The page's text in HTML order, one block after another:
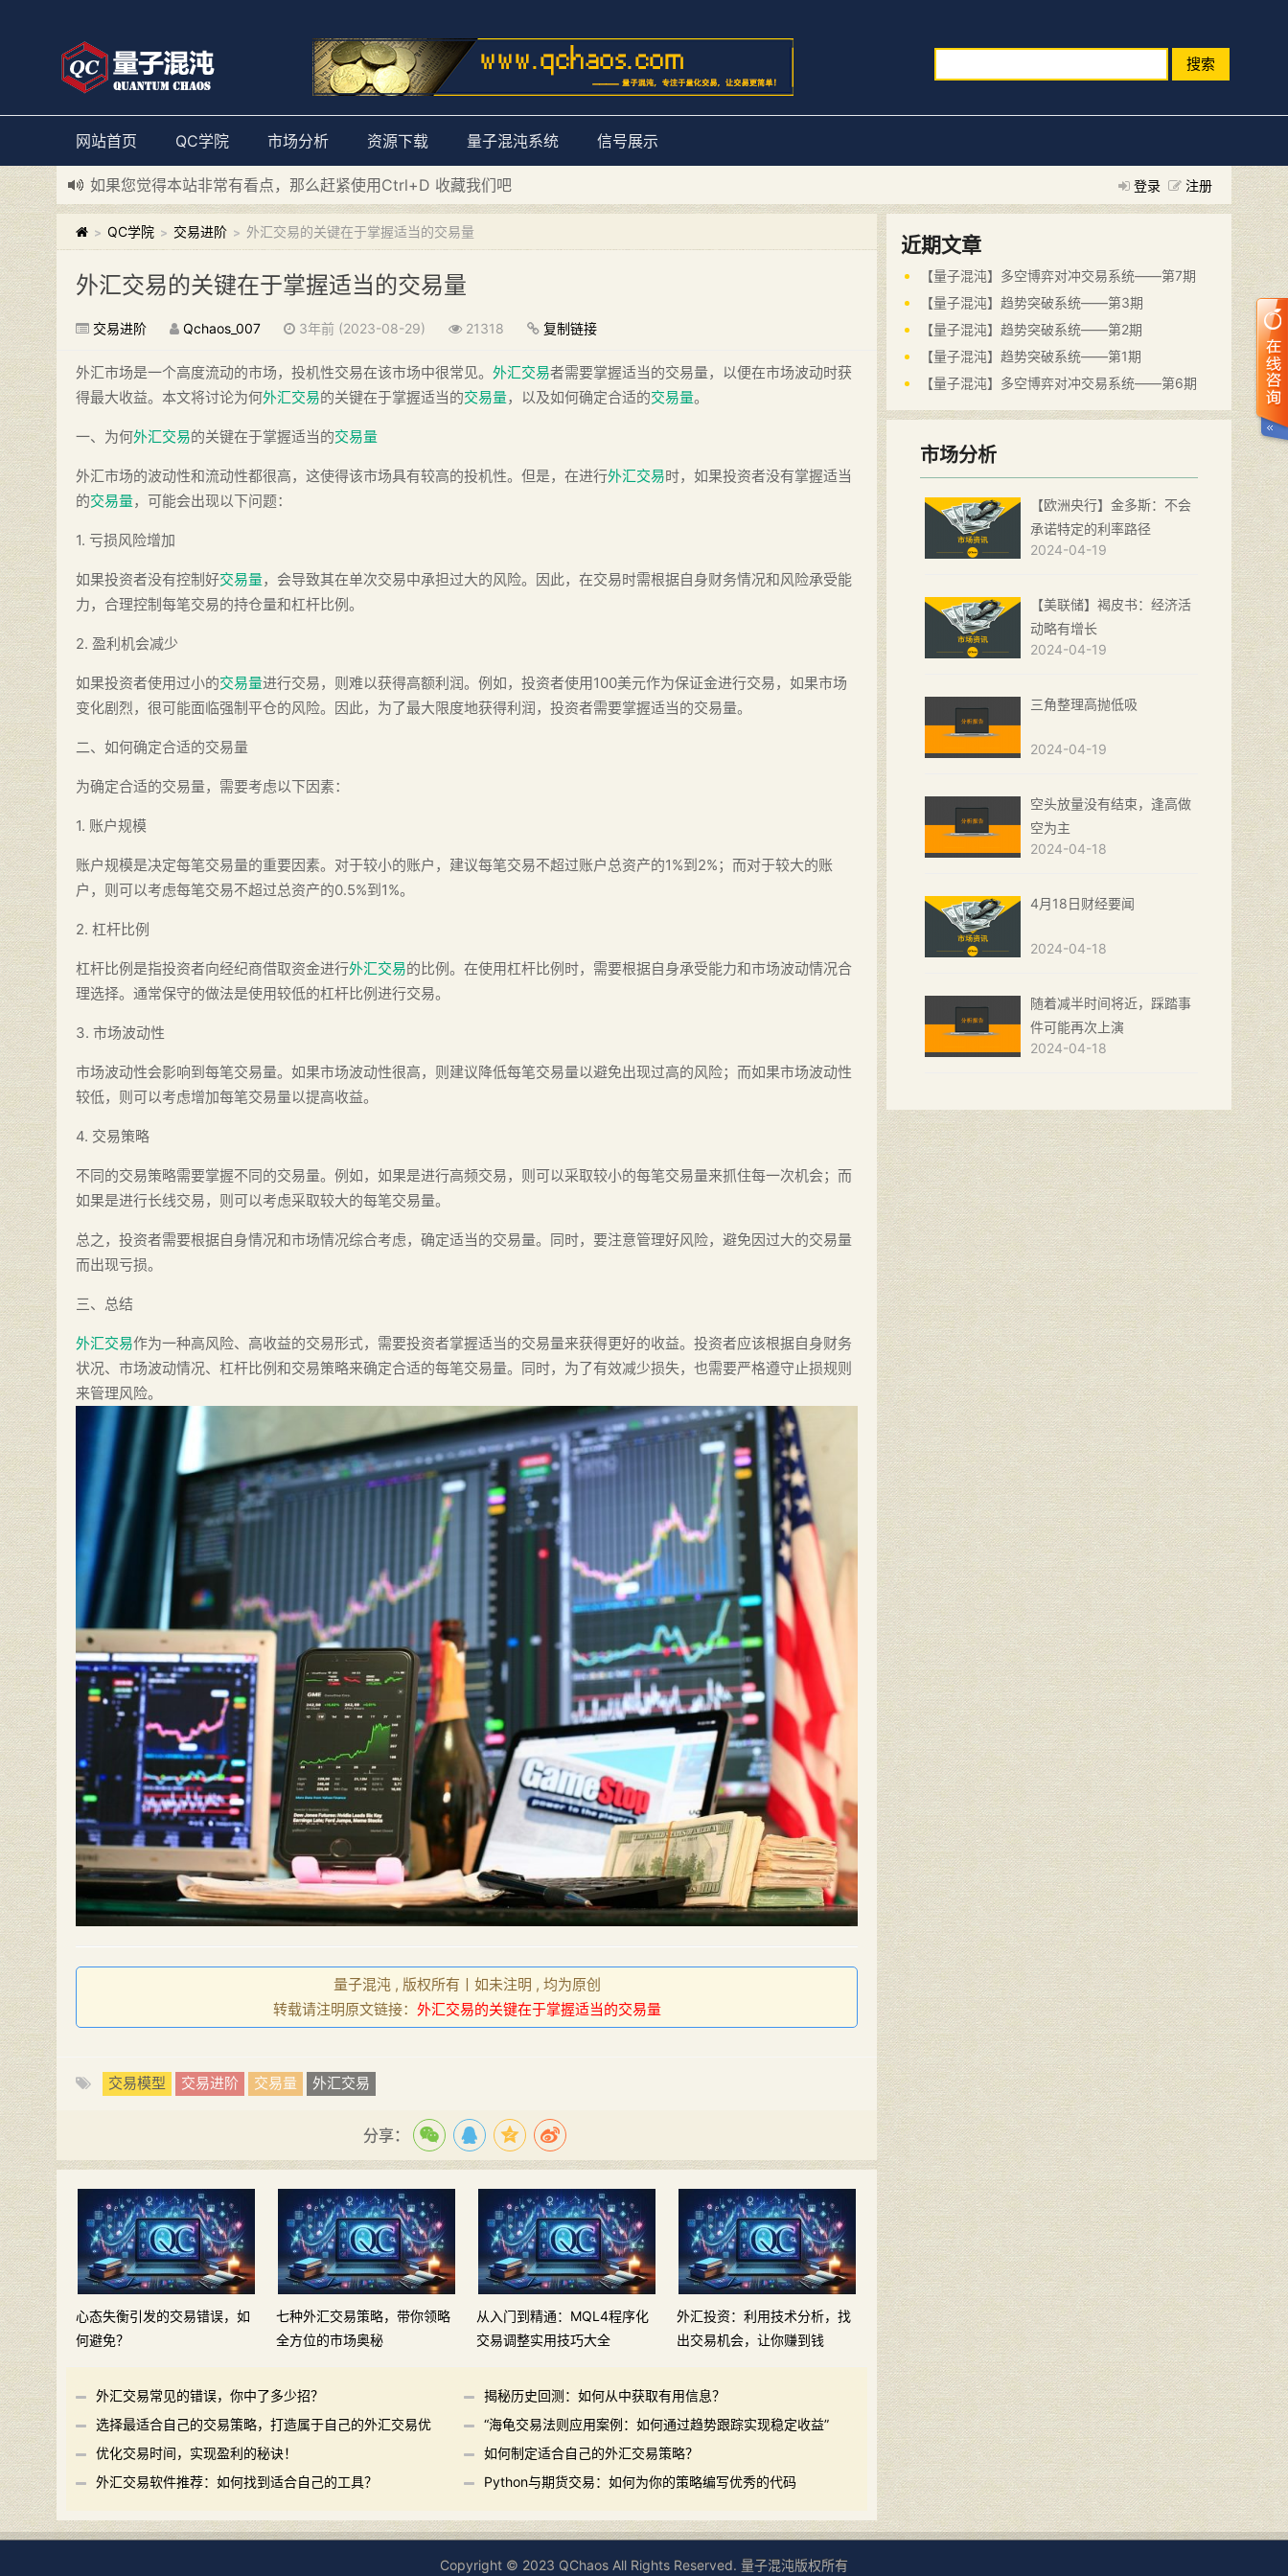
搜索
网站首页 QC学院 市场分析 资源下载 量子混沌系统 信号展示
登录 注册
如果您觉得本站非常有看点，那么赶紧使用Ctrl+D 收藏我们吧
新添加量子混沌系统板块，欢迎大家访问！---“量子混沌系统”
> QC学院 > 交易进阶 > 外汇交易的关键在于掌握适当的交易量
外汇交易的关键在于掌握适当的交易量
交易进阶 Qchaos_007 3年前 (2023-08-29) 21318 复制链接
外汇市场是一个高度流动的市场，投机性交易在该市场中很常见。 外汇交易者需要掌握适当的交易量，以便在市场波动时获
得最大收益。本文将讨论为何外汇交易的关键在于掌握适当的交易量，以及如何确定合适的交易量。
一、为何外汇交易的关键在于掌握适当的交易量
外汇市场的波动性和流动性都很高，这使得该市场具有较高的投机性。但是，在进行外汇交易时，如果投资者没有掌握适当
的交易量，可能会出现以下问题：
1. 亏损风险增加
如果投资者没有控制好交易量，会导致其在单次交易中承担过大的风险。因此，在交易时需根据自身财务情况和风险承受能
力，合理控制每笔交易的持仓量和杠杆比例。
2. 盈利机会减少
如果投资者使用过小的交易量进行交易，则难以获得高额利润。例如，投资者使用100美元作为保证金进行交易，如果市场
变化剧烈，很可能面临强制平仓的风险。因此，为了最大限度地获得利润，投资者需要掌握适当的交易量。
二、如何确定合适的交易量
为确定合适的交易量，需要考虑以下因素：
1. 账户规模
账户规模是决定每笔交易量的重要因素。对于较小的账户，建议每笔交易不超过账户总资产的1%到2%；而对于较大的账
户，则可以考虑每笔交易不超过总资产的0.5%到1%。
2. 杠杆比例
杠杆比例是指投资者向经纪商借取资金进行外汇交易的比例。在使用杠杆比例时，需要根据自身承受能力和市场波动情况合
理选择。通常保守的做法是使用较低的杠杆比例进行交易。
3. 市场波动性
市场波动性会影响到每笔交易量。如果市场波动性很高，则建议降低每笔交易量以避免出现过高的风险；而如果市场波动性
较低，则可以考虑增加每笔交易量以提高收益。
4. 交易策略
不同的交易策略需要掌握不同的交易量。例如，如果是进行高频交易，则可以采取较小的每笔交易量来抓住每一次机会；而
如果是进行长线交易，则可以考虑采取较大的每笔交易量。
总之，投资者需要根据自身情况和市场情况综合考虑，确定适当的交易量。同时，要注意管理好风险，避免因过大的交易量
而出现亏损。
三、总结
外汇交易作为一种高风险、高收益的交易形式，需要投资者掌握适当的交易量来获得更好的收益。投资者应该根据自身财务
状况、市场波动情况、杠杆比例和交易策略来确定合适的每笔交易量。同时，为了有效减少损失，也需要严格遵守止损规则
来管理风险。
量子混沌 , 版权所有丨如未注明 , 均为原创
转载请注明原文链接： 外汇交易的关键在于掌握适当的交易量
交易模型 交易进阶 交易量 外汇交易
分享：
心态失衡引发的交易错误，如
何避免？
七种外汇交易策略，带你领略
全方位的市场奥秘
从入门到精通：MQL4程序化
交易调整实用技巧大全
外汇投资：利用技术分析，找
出交易机会，让你赚到钱
外汇交易常见的错误，你中了多少招？
揭秘历史回测：如何从中获取有用信息？
选择最适合自己的交易策略，打造属于自己的外汇交易优
势
“海龟交易法则应用案例：如何通过趋势跟踪实现稳定收益”
优化交易时间，实现盈利的秘诀！
如何制定适合自己的外汇交易策略？
外汇交易软件推荐：如何找到适合自己的工具？
Python与期货交易：如何为你的策略编写优秀的代码
近期文章
【量子混沌】多空博弈对冲交易系统——第7期
【量子混沌】趋势突破系统——第3期
【量子混沌】趋势突破系统——第2期
【量子混沌】趋势突破系统——第1期
【量子混沌】多空博弈对冲交易系统——第6期
市场分析
【欧洲央行】金多斯：不会
承诺特定的利率路径
2024-04-19
【美联储】褐皮书：经济活
动略有增长
2024-04-19
三角整理高抛低吸
2024-04-19
空头放量没有结束，逢高做
空为主
2024-04-18
4月18日财经要闻
2024-04-18
随着减半时间将近，踩踏事
件可能再次上演
2024-04-18
Copyright © 2023 QChaos All Rights Reserved. 量子混沌版权所有